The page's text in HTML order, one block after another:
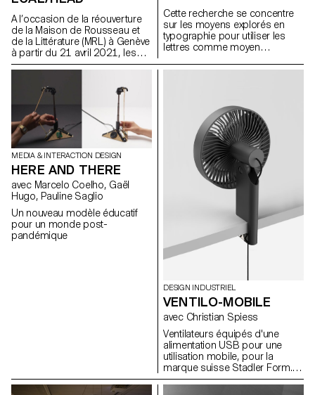
Néanmoins, les designers font
face à une difficulté majeure,
étant donné que les radicaux
changent en fonction des
éléments environnants,
s’adaptant toujours au
formes harmonieuses.
A l’occasion de la réouverture
de la Maison de Rousseau et
de la Littérature (MRL) à Genève
à partir du 21 avril 2021, les
étudiant·e·s du Master Cinéma
série de films dans le cadre
du Parcours Rousseau, lequel
a été scénographié par
l’architecte zurichois Tristan
Kobler du bureau Holzer Kobler
et co-scénarisé par deux
spécialistes de Rousseau –
Martin Rueff et Guillaume
Chenevière.
Cette recherche se concentre
sur les moyens explorés en
typographie pour utiliser les
lettres comme moyen
valeur les qualités
MEDIA & INTERACTION DESIGN
HERE AND THERE
avec Marcelo Coelho, Gaël
Hugo, Pauline Saglio
Un nouveau modèle éducatif
pour un monde post-
pandémique
DESIGN INDUSTRIEL
VENTILO-MOBILE
avec Christian Spiess
Ventilateurs équipés d'une
alimentation USB pour une
utilisation mobile, pour la
marque suisse Stadler Form.
Stadler Form est une société